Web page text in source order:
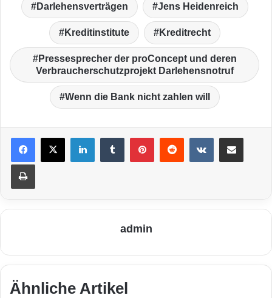
Darlehensverträgen Jens Heidenreich
Kreditinstitute Kreditrecht
Pressesprecher der proConcept und deren
Verbraucherschutzprojekt Darlehensnotruf
Wenn die Bank nicht zahlen will
LinkedIn VKontakte
Drucken
admin
Ähnliche Artikel